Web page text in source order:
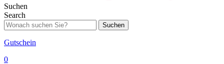
Suchen
Search
Suchen
Gutschein
0